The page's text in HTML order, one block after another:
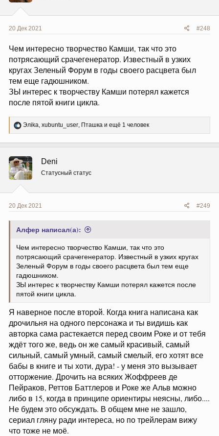
20 Дек 2021 #248
Чем интересно творчество Камши, так что это
потрясающий срачегенератор. Известный в узких
кругах Зеленый Форум в годы своего расцвета был
тем еще гадюшником.
ЗЫ интерес к творчеству Камши потерял кажется
после пятой книги цикла.
Р
е
ц
и
и
:
Элika, xubuntu_user, Пташка и ещё 1 человек
Deni
Статусный статус
20 Дек 2021 #249
Алфер написал(а):
Чем интересно творчество Камши, так что это
потрясающий срачегенератор. Известный в узких кругах
Зеленый Форум в годы своего расцвета был тем еще
гадюшником.
ЗЫ интерес к творчеству Камши потерял кажется после
пятой книги цикла.
Я наверное после второй. Когда книга написана как
дрочильня на одного персонажа и ты видишь как
авторка сама растекается перед своим Роке и от тебя
ждёт того же, ведь он же самый красивый, самый
сильный, самый умный, самый смелый, его хотят все
бабы в книге и ты хоти, дура! - у меня это вызывает
отторжение. Дрочить на всяких Жоффреев де
Пейраков, Реттов Баттлеров и Роке же Альв можно
либо в 15, когда в принципе ориентиры неясны, либо....
Не будем это обсуждать. В общем мне не зашло,
сериал гляну ради интереса, но по трейлерам вижу
что тоже не моё.